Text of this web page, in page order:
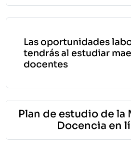
Las oportunidades
tendrás al estudiar
docentes
Plan de estudio de la
Docencia en